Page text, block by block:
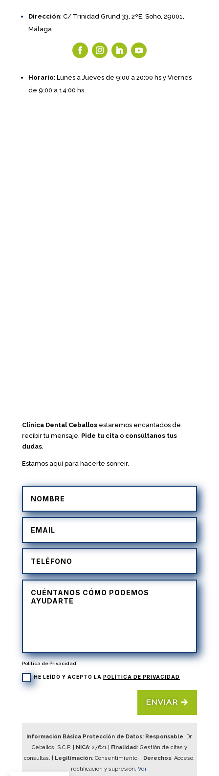
Dirección: C/ Trinidad Grund 33, 2ºE, Soho, 29001,
Málaga
Horario: Lunes a Jueves de 9:00 a 20:00 hs y Viernes
de 9:00 a 14:00 hs
Clínica Dental Ceballosestaremos encantados de
recibir tu mensaje. Pide tu citao consúltanos tus
dudas.
Estamos aquí para hacerte sonreír.
Política de Privacidad
HE LEÍDO Y ACEPTO LAPOLÍTICA DE PRIVACIDAD
ENVIAR
Información Básica Protección de Datos: Responsable: Dr.
Ceballos, S.C.P. | NICA: 27621| Finalidad: Gestión de citas y
consultas. | Legitimación: Consentimiento. | Derechos: Acceso,
rectificación y supresión. Ver